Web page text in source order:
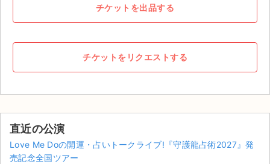
チケットを出品する
チケットをリクエストする
直近の公演
Love Me Doの開運・占いトークライブ!『守護龍占術2027』発
売記念全国ツアー